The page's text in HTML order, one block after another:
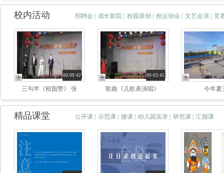
校内活动 招聘会 成长影院 校园原创 校运动会 文艺会演 竞
00:09:42
三句半《校园赞》 张
00:03:45
歌曲《儿歌表演唱》 今年夏
精品课堂 公开课 示范课 微课 幼儿园实录 研究课 汇报课